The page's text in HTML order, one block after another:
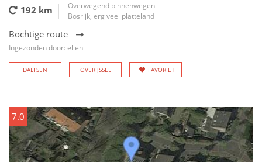
192 km
Overwegend binnenwegen
Bosrijk, erg veel platteland
Bochtige route
Ingezonden door: ellen
DALFSEN OVERIJSSEL FAVORIET
7.0